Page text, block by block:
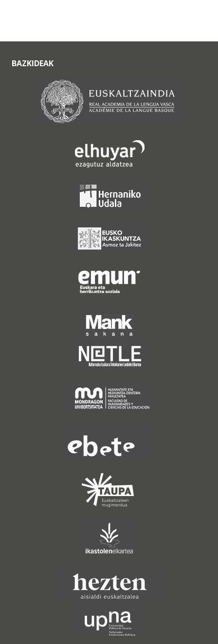
BAZKIDEAK